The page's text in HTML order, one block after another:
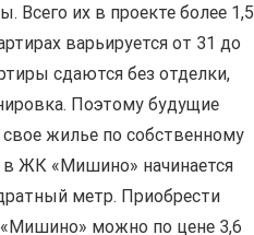
Всего их в проекте более 1,5
варьируется от 31 до
сдаются без отделки,
Поэтому будущие
жилье по собственному
ЖК «Мишино» начинается
метр. Приобрести
можно по цене 3,6